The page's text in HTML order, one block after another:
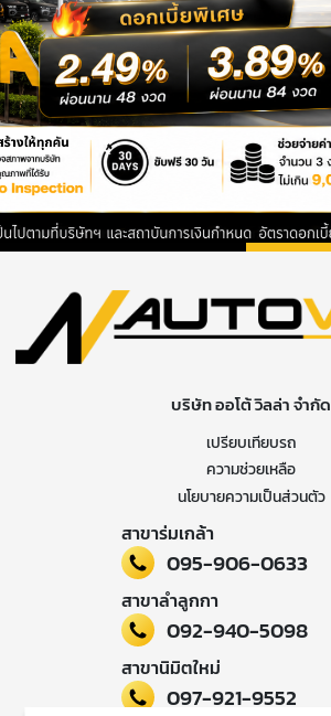
บริษัท ออโต้ วิลล่า จำกัด
เปรียบเทียบรถ
ความช่วยเหลือ
นโยบายความเป็นส่วนตัว
สาขาร่มเกล้า
095-906-0633
สาขาลำลูกกา
092-940-5098
สาขานิมิตใหม่
097-921-9552